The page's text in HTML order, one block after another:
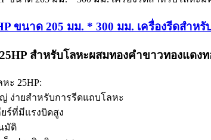
ขนาด 205 มม. * 300 มม. เครื่องรีดสำหรั
สำหรับโลหะผสมทองคำขาวทองแดง
ะ 25HP:
ง่ายสำหรับการรีดแถบโลหะ
ร์ที่มีแรงบิดสูง
มัติ